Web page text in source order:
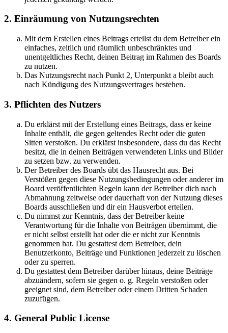
2. Einräumung von Nutzungsrechten
Mit dem Erstellen eines Beitrags erteilst du dem Betreiber ein
einfaches, zeitlich und räumlich unbeschränktes und
unentgeltliches Recht, deinen Beitrag im Rahmen des Boards
zu nutzen.
Das Nutzungsrecht nach Punkt 2, Unterpunkt a bleibt auch
nach Kündigung des Nutzungsvertrages bestehen.
3. Pflichten des Nutzers
Du erklärst mit der Erstellung eines Beitrags, dass er keine
Inhalte enthält, die gegen geltendes Recht oder die guten
Sitten verstoßen. Du erklärst insbesondere, dass du das Recht
besitzt, die in deinen Beiträgen verwendeten Links und Bilder
zu setzen bzw. zu verwenden.
Der Betreiber des Boards übt das Hausrecht aus. Bei
Verstößen gegen diese Nutzungsbedingungen oder anderer im
Board veröffentlichten Regeln kann der Betreiber dich nach
Abmahnung zeitweise oder dauerhaft von der Nutzung dieses
Boards ausschließen und dir ein Hausverbot erteilen.
Du nimmst zur Kenntnis, dass der Betreiber keine
Verantwortung für die Inhalte von Beiträgen übernimmt, die
er nicht selbst erstellt hat oder die er nicht zur Kenntnis
genommen hat. Du gestattest dem Betreiber, dein
Benutzerkonto, Beiträge und Funktionen jederzeit zu löschen
oder zu sperren.
Du gestattest dem Betreiber darüber hinaus, deine Beiträge
abzuändern, sofern sie gegen o. g. Regeln verstoßen oder
geeignet sind, dem Betreiber oder einem Dritten Schaden
zuzufügen.
4. General Public License